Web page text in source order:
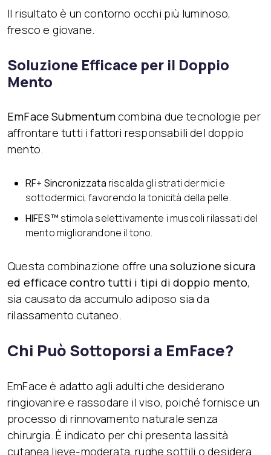
Il risultato è un contorno occhi più luminoso,
fresco e giovane.
Soluzione Efficace per il Doppio
Mento
EmFace Submentumcombina due tecnologie per
affrontare tutti i fattori responsabili del doppio
mento.
RF+ Sincronizzata riscalda gli strati dermici e
sottodermici, favorendo la tonicità della pelle.
HIFES™ stimola selettivamente i muscoli rilassati del
mento migliorandone il tono.
Questa combinazione offre unasoluzione sicura
ed efficace contro tutti i tipi di doppio mento,
sia causato da accumulo adiposo sia da
rilassamento cutaneo.
Chi Può Sottoporsi a EmFace?
EmFace è adatto agli adulti che desiderano
ringiovanire e rassodare il viso, poiché fornisce un
processo di rinnovamento naturale senza
chirurgia. È indicato per chi presenta lassità
cutanea lieve-moderata, rughe sottili o desidera